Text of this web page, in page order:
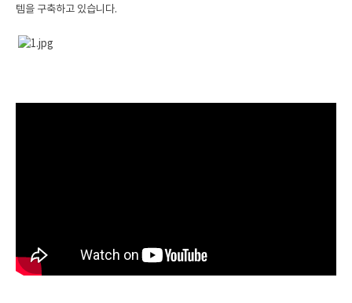
템을 구축하고 있습니다.